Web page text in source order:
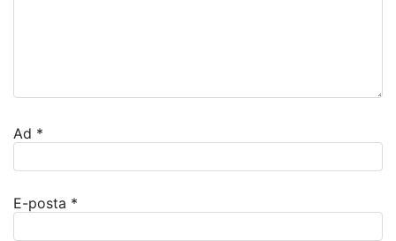
Ad *
E-posta *